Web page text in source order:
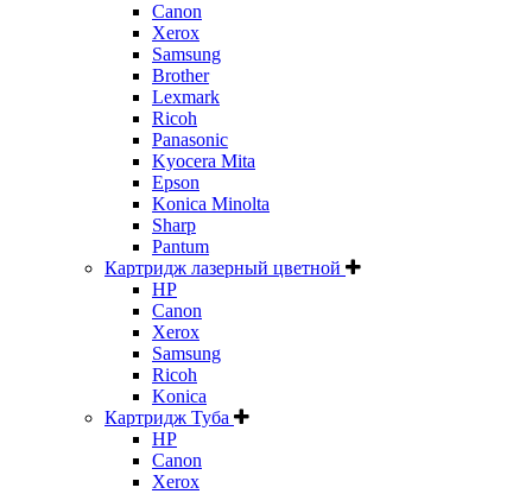
Canon
Xerox
Samsung
Brother
Lexmark
Ricoh
Panasonic
Kyocera Mita
Epson
Konica Minolta
Sharp
Pantum
Картридж лазерный цветной
HP
Canon
Xerox
Samsung
Ricoh
Konica
Картридж Туба
HP
Canon
Xerox